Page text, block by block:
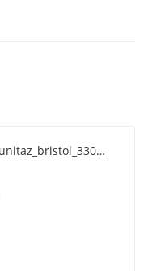
instrukciya_podvesnoy_unitaz_bristol_3305002r_0